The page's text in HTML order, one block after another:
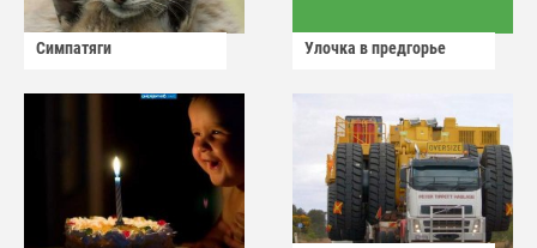
Симпатяги Улочка в предгорье